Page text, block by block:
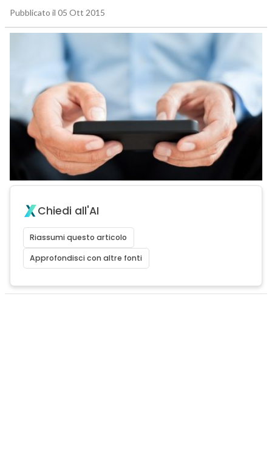
Pubblicato il 05 Ott 2015
Chiedi all'AI
Riassumi questo articolo
Approfondisci con altre fonti